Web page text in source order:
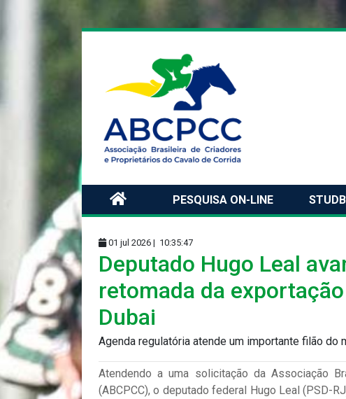
PESQUISA ON-LINE
01 jul 2026 | 10:35:47
Deputado Hugo Leal
retomada da
Dubai
Agenda regulatória atende um importante filão do
Atendendo a uma solicitação da Associação
(ABCPCC), o deputado federal Hugo Leal (PSD-